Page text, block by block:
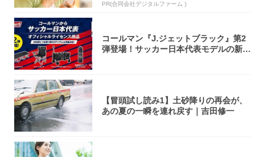
PR(合同会社デジタルファーム )
コールマン『J.ジェットブラック』第2
弾登場！サッカー日本代表モデルの新作
【冒頭試し読み1】土砂降りの再会が、
あの夏の一瞬を連れ戻す｜吉田修一